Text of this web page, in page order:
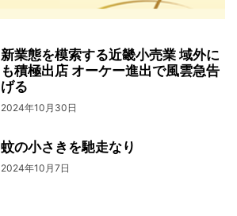
新業態を模索する近畿小売業 域外に
も積極出店 オーケー進出で風雲急告
げる
2024年10月30日
蚊の小さきを馳走なり
2024年10月7日